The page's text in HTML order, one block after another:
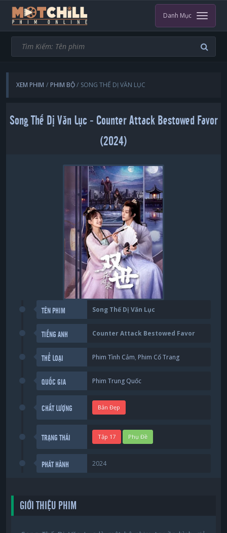
Danh Mục
XEM PHIM PHIM BỘ SONG THẾ DỊ VĂN LỤC
Song Thế Dị Văn Lục - Counter Attack Bestowed Favor
(2024)
TÊN PHIM Song Thế Dị Văn Lục
TIẾNG ANH Counter Attack Bestowed Favor
THỂ LOẠI Phim Tình Cảm, Phim Cổ Trang
QUỐC GIA Phim Trung Quốc
CHẤT LƯỢNG Bản Đẹp
TRẠNG THÁI Tập 17 Phụ Đề
PHÁT HÀNH 2024
GIỚI THIỆU PHIM